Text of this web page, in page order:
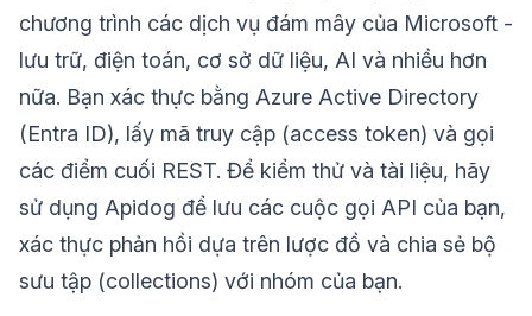
chương trình các dịch vụ đám mây của Microsoft -
lưu trữ, điện toán, cơ sở dữ liệu, AI và nhiều hơn
nữa. Bạn xác thực bằng Azure Active Directory
(Entra ID), lấy mã truy cập (access token) và gọi
các điểm cuối REST. Để kiểm thử và tài liệu, hãy
sử dụng Apidog để lưu các cuộc gọi API của bạn,
xác thực phản hồi dựa trên lược đồ và chia sẻ bộ
sưu tập (collections) với nhóm của bạn.